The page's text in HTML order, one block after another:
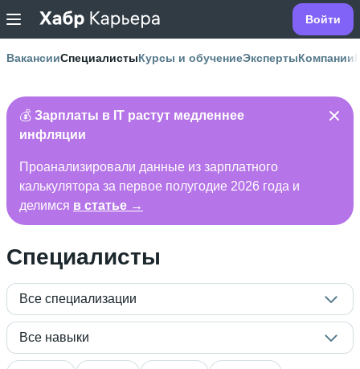
Войти
ВакансииСпециалистыКурсы и обучениеЭкспертыКомпании
💰 Зарплаты в IT растут медленнее
инфляции
Проанализировали данные из зарплатного
калькулятора за первое полугодие 2026 года и
делимся в статье →
Специалисты
Все специализации
Все навыки